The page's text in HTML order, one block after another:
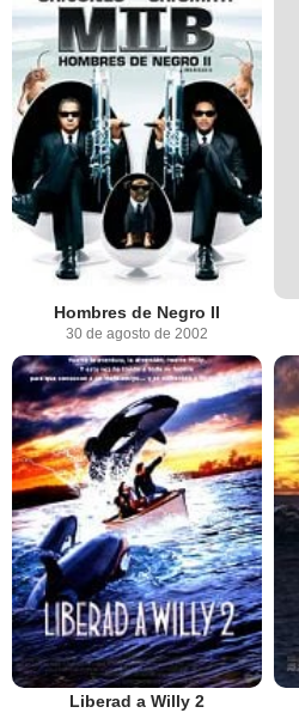
Hombres de Negro II
30 de agosto de 2002
Liberad a Willy 2